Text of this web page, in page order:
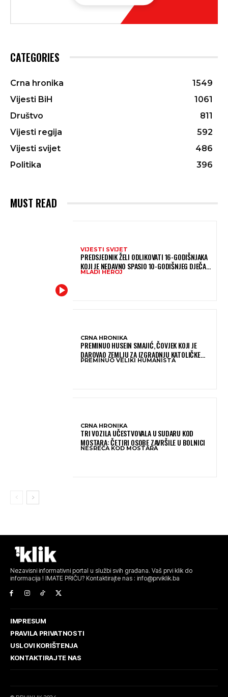
CATEGORIES
Crna hronika
1549
Vijesti BiH
1061
Društvo
811
Vijesti regija
592
Vijesti svijet
486
Politika
396
MUST READ
VIJESTI SVIJET
PREDSJEDNIK ŽELI ODLIKOVATI 16-GODIŠNJAKA
KOJI JE NEDAVNO SPASIO 10-GODIŠNJEG DJEČAKA
IZ SMRTONOSNIH VALOVA
MLADI HEROJ
CRNA HRONIKA
PREMINUO HUSEIN SMAJIĆ, ČOVJEK KOJI JE
DAROVAO ZEMLJU ZA IZGRADNJU KATOLIČKE
CRKVE U BUGOJNU
PREMINUO VELIKI HUMANISTA
CRNA HRONIKA
TRI VOZILA UČESTVOVALA U SUDARU KOD
MOSTARA: ČETIRI OSOBE ZAVRŠILE U BOLNICI
NESREĆA KOD MOSTARA
Nezavisni informativni portal u službi svih građana. Vaš prvi klik do
informacija ! IMATE PRIČU? Kontaktirajte nas : info@prviklik.ba
IMPRESUM
PRAVILA PRIVATNOSTI
USLOVI KORIŠTENJA
KONTAKTIRAJTE NAS